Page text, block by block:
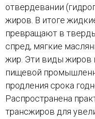
отвердевании
жиров. В итоге
превращают в
спред, мягкие
жир. Эти виды жиров
пищевой
продления срока
Распространена
трансжиров для